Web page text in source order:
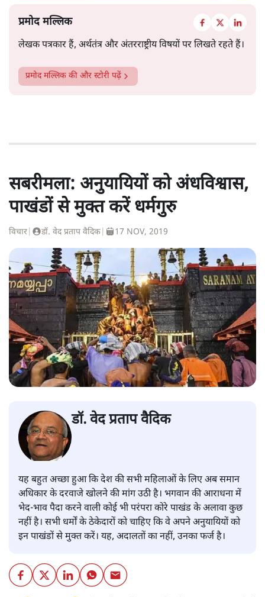
प्रमोद मल्लिक
लेखक पत्रकार हैं, अर्थतंत्र और अंतरराष्ट्रीय विषयों पर लिखते रहते हैं।
प्रमोद मल्लिक की और स्टोरी पढ़ें
सबरीमला: अनुयायियों को अंधविश्वास,
पाखंडों से मुक्त करें धर्मगुरु
विचार डॉ. वेद प्रताप वैदिक 17 NOV, 2019
डॉ. वेद प्रताप वैदिक
यह बहुत अच्छा हुआ कि देश की सभी महिलाओं के लिए अब समान
अधिकार के दरवाजे खोलने की मांग उठी है। भगवान की आराधना में
भेद-भाव पैदा करने वाली कोई भी परंपरा कोरे पाखंड के अलावा कुछ
नहीं है। सभी धर्मों के ठेकेदारों को चाहिए कि वे अपने अनुयायियों को
इन पाखंडों से मुक्त करें। यह, अदालतों का नहीं, उनका फर्ज है।